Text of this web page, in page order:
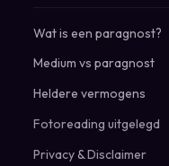
Wat is een paragnost?
Medium vs paragnost
Heldere vermogens
Fotoreading uitgelegd
Privacy&Disclaimer